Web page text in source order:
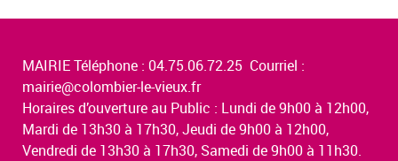
MAIRIE Téléphone : 04.75.06.72.25 Courriel :
mairie@colombier-le-vieux.fr
Horaires d’ouverture au Public : Lundi de 9h00 à 12h00,
Mardi de 13h30 à 17h30, Jeudi de 9h00 à 12h00,
Vendredi de 13h30 à 17h30, Samedi de 9h00 à 11h30.